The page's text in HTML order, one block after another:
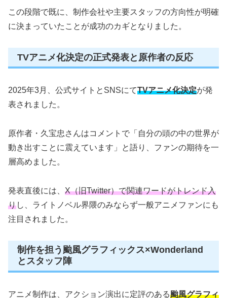
この段階で既に、制作会社や主要スタッフの方向性が明確
に決まっていたことが成功のカギとなりました。
TVアニメ化決定の正式発表と原作者の反応
2025年3月、公式サイトとSNSにてTVアニメ化決定が発
表されました。
原作者・久宝忠さんはコメントで「自分の頭の中の世界が
動き出すことに震えています」と語り、ファンの期待を一
層高めました。
発表直後には、 X（旧Twitter）で関連ワードがトレンド入
りし、ライトノベル界隈のみならず一般アニメファンにも
注目されました。
制作を担う颱風グラフィックス×Wonderland
とスタッフ陣
アニメ制作は、アクション演出に定評のある颱風グラフィ